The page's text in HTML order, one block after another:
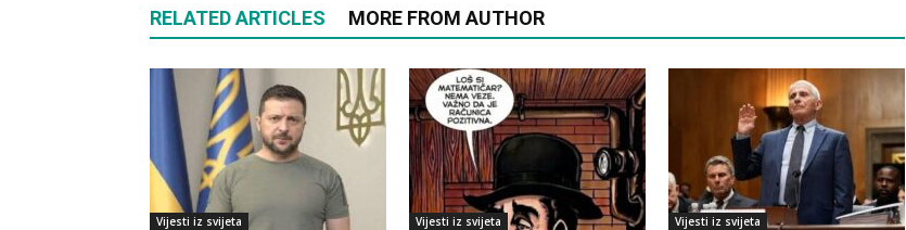
RELATED ARTICLES MORE FROM AUTHOR
Vijesti iz svijeta Vijesti iz svijeta Vijesti iz svijeta